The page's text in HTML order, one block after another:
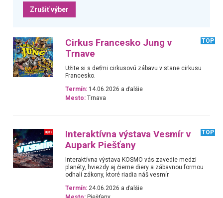
Zrušiť výber
Cirkus Francesko Jung v
Trnave
TOP
Užite si s deťmi cirkusovú zábavu v stane cirkusu
Francesko.
Termín: 14.06.2026 a ďalšie
Mesto: Trnava
Interaktívna výstava Vesmír v
Aupark Piešťany
TOP
Interaktívna výstava KOSMO vás zavedie medzi
planéty, hviezdy aj čierne diery a zábavnou formou
odhalí zákony, ktoré riadia náš vesmír.
Termín: 24.06.2026 a ďalšie